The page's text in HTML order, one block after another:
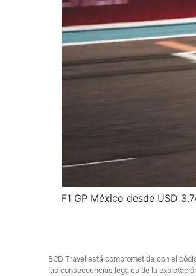
F1 GP México desde USD
BCD Travel está comprometida con el
las consecuencias legales de la